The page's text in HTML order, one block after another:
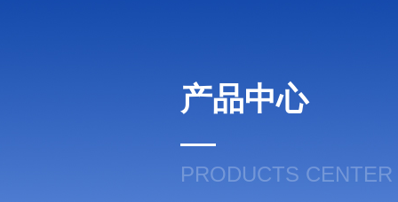
产品中心
PRODUCTS CENTER